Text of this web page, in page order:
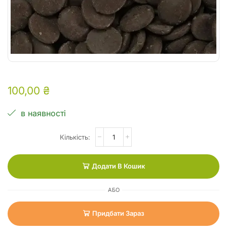
100,00 ₴
в наявності
Додати В Кошик
АБО
Придбати Зараз